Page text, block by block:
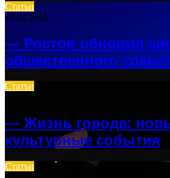
Статьи
14.02.2026
— Ростов обновил
общественного
Статьи
— Жизнь города:
культурные события
Статьи